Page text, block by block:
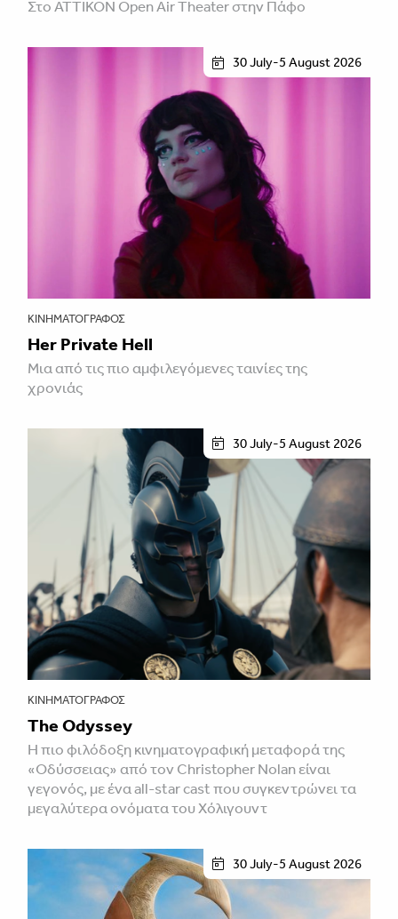
Στο ATTIKON Open Air Theater στην Πάφο
30 July-5 August 2026
ΚΙΝΗΜΑΤΟΓΡΆΦΟΣ
Her Private Hell
Μια από τις πιο αμφιλεγόμενες ταινίες της
χρονιάς
30 July-5 August 2026
ΚΙΝΗΜΑΤΟΓΡΆΦΟΣ
The Odyssey
Η πιο φιλόδοξη κινηματογραφική μεταφορά της
«Οδύσσειας» από τον Christopher Nolan είναι
γεγονός, με ένα all-star cast που συγκεντρώνει τα
μεγαλύτερα ονόματα του Χόλιγουντ
30 July-5 August 2026